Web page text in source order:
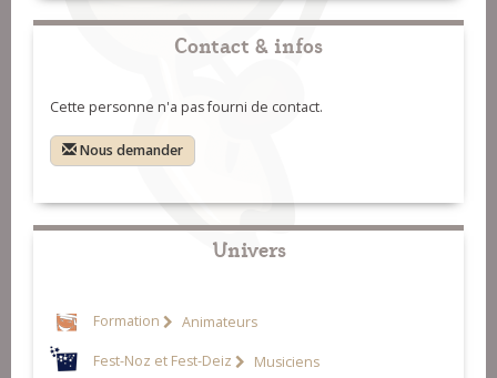
Contact & infos
Cette personne n'a pas fourni de contact.
Nous demander
Univers
Formation Animateurs
Fest-Noz et Fest-Deiz Musiciens